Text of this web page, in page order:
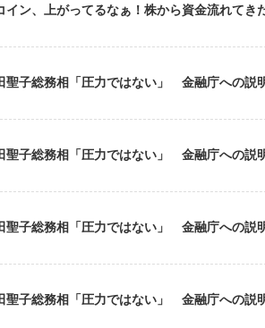
イン、上がってるなぁ！株から資金流れてき
聖子総務相「圧力ではない」 金融庁への説
聖子総務相「圧力ではない」 金融庁への説
聖子総務相「圧力ではない」 金融庁への説
聖子総務相「圧力ではない」 金融庁への説